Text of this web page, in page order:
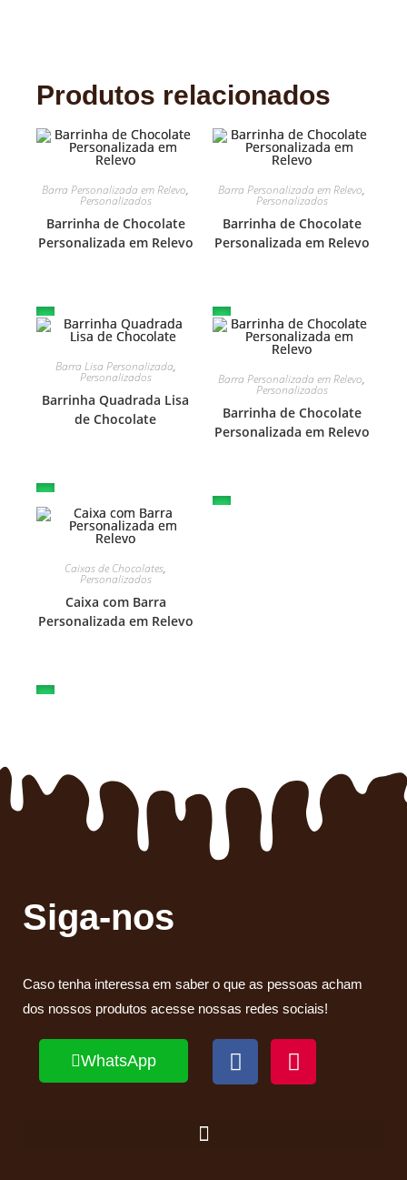
Produtos relacionados
Barra Personalizada em Relevo,
Personalizados
Barrinha de Chocolate
Personalizada em Relevo
Barra Personalizada em Relevo,
Personalizados
Barrinha de Chocolate
Personalizada em Relevo
Barra Lisa Personalizada,
Personalizados
Barrinha Quadrada Lisa
de Chocolate
Barra Personalizada em Relevo,
Personalizados
Barrinha de Chocolate
Personalizada em Relevo
Caixas de Chocolates,
Personalizados
Caixa com Barra
Personalizada em Relevo
Siga-nos
Caso tenha interessa em saber o que as pessoas acham
dos nossos produtos acesse nossas redes sociais!
WhatsApp